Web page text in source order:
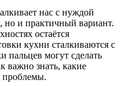
нас с нуждой
но и практичный вариант.
остаётся
кухни сталкиваются с
пальцев могут сделать
важно знать, какие
проблемы.